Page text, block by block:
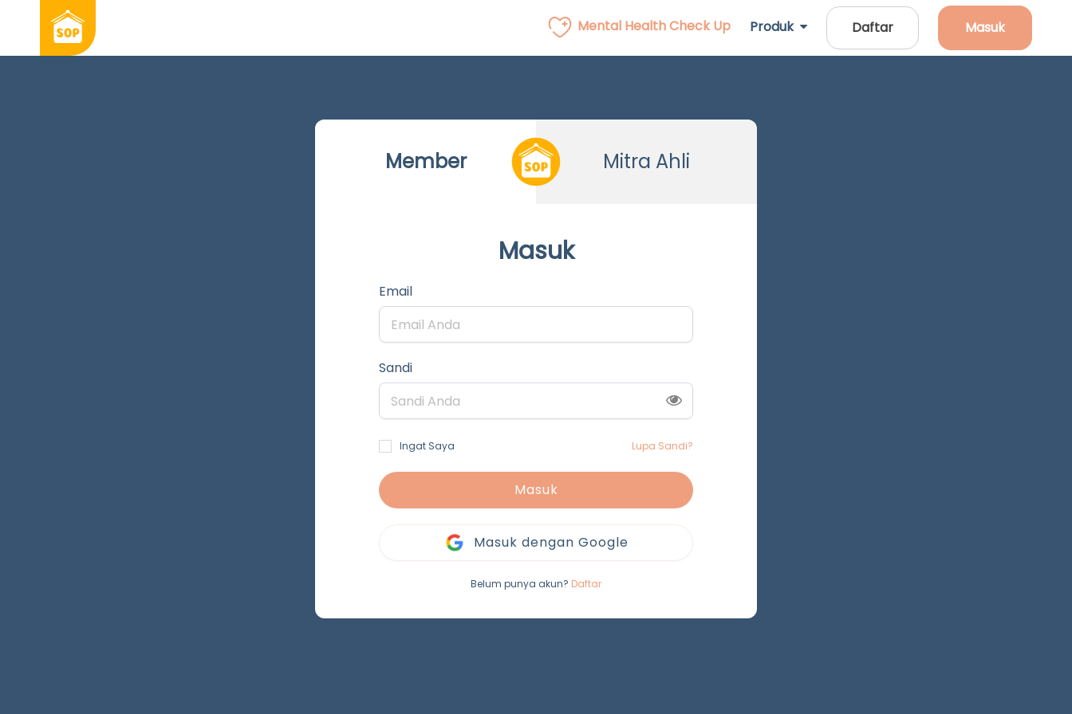
Mental Health Check Up Produk Daftar Masuk
Member Mitra Ahli
Masuk
Email
Sandi
Ingat Saya Lupa Sandi?
Masuk
Masuk dengan Google
Belum punya akun? Daftar